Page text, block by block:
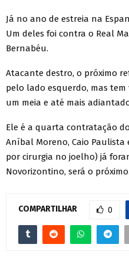
Já no ano de estreia na
Um deles foi contra o Real
Bernabéu.
Atacante destro, o próximo
pelo lado esquerdo, mas
um meia e até mais
Ele é a quarta contratação do
Aníbal Moreno, Caio Paulista
por cirurgia no joelho) já
Novorizontino, será o próximo.
COMPARTILHAR 0